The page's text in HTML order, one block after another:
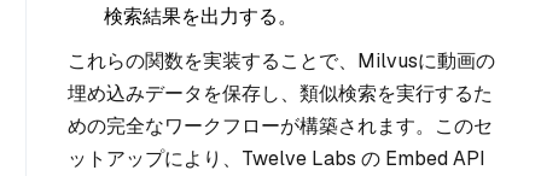
検索結果を出力する。
これらの関数を実装することで、Milvusに動画の
埋め込みデータを保存し、類似検索を実行するた
めの完全なワークフローが構築されます。このセ
ットアップにより、Twelve Labs の Embed API